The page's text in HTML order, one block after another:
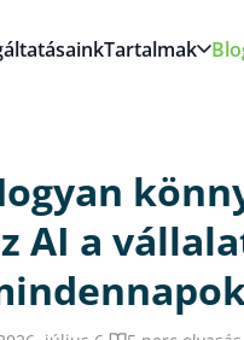
Tartalmak
AI a